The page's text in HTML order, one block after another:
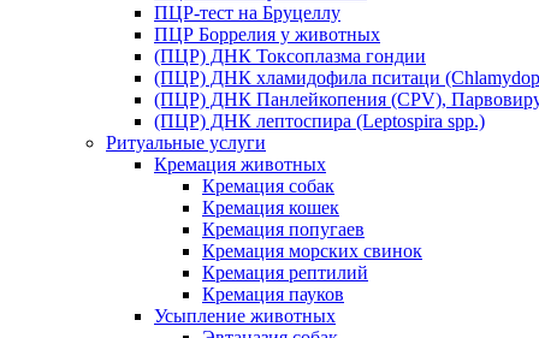
ПЦР-тест на Бруцеллу
ПЦР Боррелия у животных
(ПЦР) ДНК Токсоплазма гондии
(ПЦР) ДНК хламидофила пситаци
(ПЦР) ДНК Панлейкопения (CPV),
(ПЦР) ДНК лептоспира (Leptospira spp.)
Ритуальные услуги
Кремация животных
Кремация собак
Кремация кошек
Кремация попугаев
Кремация морских свинок
Кремация рептилий
Кремация пауков
Усыпление животных